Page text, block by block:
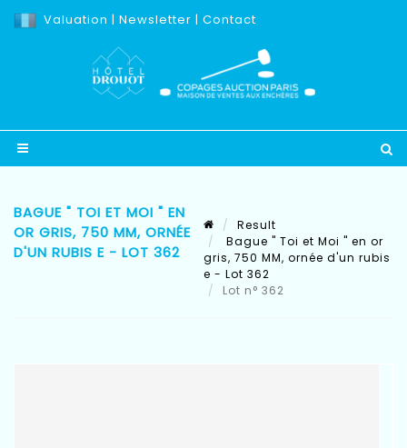
Valuation | Newsletter | Contact
BAGUE " TOI ET MOI " EN
OR GRIS, 750 MM, ORNÉE
D'UN RUBIS E - LOT 362
Result
Bague " Toi et Moi " en or
gris, 750 MM, ornée d'un rubis
e - Lot 362
Lot n° 362